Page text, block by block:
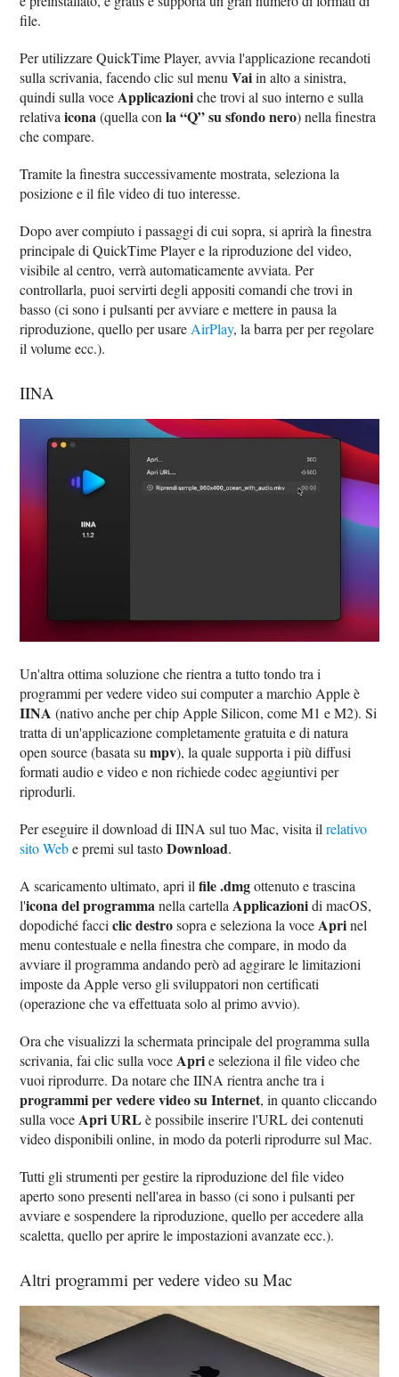
file.
Per utilizzare QuickTime Player, avvia l'applicazione recandoti
sulla scrivania, facendo clic sul menuVaiin alto a sinistra,
quindi sulla voce Applicazioniche trovi al suo interno e sulla
relativaicona(quella conla “Q” su sfondo nero) nella finestra
che compare.
Tramite la finestra successivamente mostrata, seleziona la
posizione e il file video di tuo interesse.
Dopo aver compiuto i passaggi di cui sopra, si aprirà la finestra
principale di QuickTime Player e la riproduzione del video,
visibile al centro, verrà automaticamente avviata. Per
controllarla, puoi servirti degli appositi comandi che trovi in
basso (ci sono i pulsanti per avviare e mettere in pausa la
riproduzione, quello per usare AirPlay, la barra per per regolare
il volume ecc.).
IINA
Un'altra ottima soluzione che rientra a tutto tondo tra i
programmi per vedere video sui computer a marchio Apple è
IINA (nativo anche per chip Apple Silicon, come M1 e M2). Si
tratta di un'applicazione completamente gratuita e di natura
open source (basata sumpv), la quale supporta i più diffusi
formati audio e video e non richiede codec aggiuntivi per
riprodurli.
Per eseguire il download di IINA sul tuo Mac, visita ilrelativo
sito Webe premi sul tastoDownload.
A scaricamento ultimato, apri ilfile .dmgottenuto e trascina
l'icona del programmanella cartellaApplicazionidi macOS,
dopodiché facciclic destrosopra e seleziona la voceAprinel
menu contestuale e nella finestra che compare, in modo da
avviare il programma andando però ad aggirare le limitazioni
imposte da Apple verso gli sviluppatori non certificati
(operazione che va effettuata solo al primo avvio).
Ora che visualizzi la schermata principale del programma sulla
scrivania, fai clic sulla voceAprie seleziona il file video che
vuoi riprodurre. Da notare che IINA rientra anche tra i
programmi per vedere video su Internet, in quanto cliccando
sulla voceApri URL è possibile inserire l'URL dei contenuti
video disponibili online, in modo da poterli riprodurre sul Mac.
Tutti gli strumenti per gestire la riproduzione del file video
aperto sono presenti nell'area in basso (ci sono i pulsanti per
avviare e sospendere la riproduzione, quello per accedere alla
scaletta, quello per aprire le impostazioni avanzate ecc.).
Altri programmi per vedere video su Mac